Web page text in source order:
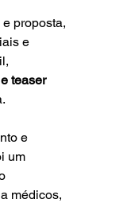
proposta,
e
teaser
e
um
médicos,